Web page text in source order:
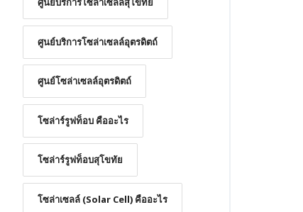
ศูนย์บริการโซล่าเซลล์อุตรดิตถ์
ศูนย์โซล่าเซลล์อุตรดิตถ์
โซล่าร์รูฟท็อบ คืออะไร
โซล่าร์รูฟท็อบสุโขทัย
โซล่าเซลล์ (Solar Cell) คืออะไร